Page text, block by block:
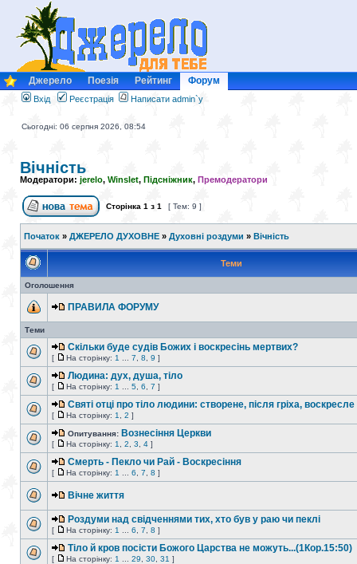
Джерело Поезія Рейтинг Форум
Вхід Реєстрація Написати admin`у
Сьогодні: 06 серпня 2026, 08:54
Вічність
Модератори: jerelo, Winslet, Підсніжник, Премодератори
Сторінка 1 з 1 [ Тем: 9 ]
Початок » ДЖЕРЕЛО ДУХОВНЕ » Духовні роздуми » Вічність
Теми
Оголошення
ПРАВИЛА ФОРУМУ
Теми
Скільки буде судів Божих і воскресінь мертвих?
[ На сторінку: 1 7 8 9 ]
Людина: дух, душа, тіло
[ На сторінку: 1 5 6 7 ]
Святі отці про тіло людини: створене, після гріха, воскресле
[ На сторінку: 1 2 ]
Опитування: Вознесіння Церкви
[ На сторінку: 1 2 3 4 ]
Смерть - Пекло чи Рай - Воскресіння
[ На сторінку: 1 6 7 8 ]
Вічне життя
Роздуми над свідченнями тих, хто був у раю чи пеклі
[ На сторінку: 1 6 7 8 ]
Тіло й кров посісти Божого Царства не можуть...(1Кор.15:50)
[ На сторінку: 1 29 30 31 ]